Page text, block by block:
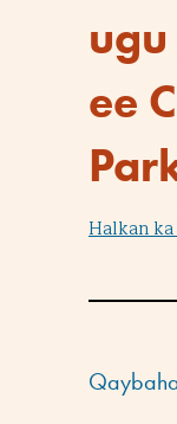
ee
Halkan